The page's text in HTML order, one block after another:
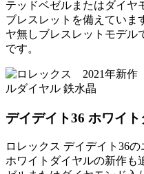
テッドベゼルまたはダイヤ
ブレスレットを備えてい
ヤ無しブレスレットモデル
です。
デイデイト36 ホワイ
ロレックス デイデイト36
ホワイトダイヤルの新作も